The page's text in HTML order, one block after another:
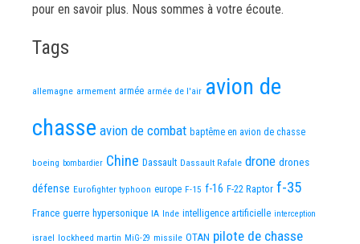
pour en savoir plus. Nous sommes à votre écoute.
Tags
allemagne armement armée armée de l'air avion de
chasse avion de combat baptême en avion de chasse
boeing bombardier Chine Dassault Dassault Rafale drone drones
défense Eurofighter typhoon europe F-15 f-16 F-22 Raptor f-35
France guerre hypersonique IA Inde intelligence artificielle interception
israel lockheed martin MiG-29 missile OTAN pilote de chasse